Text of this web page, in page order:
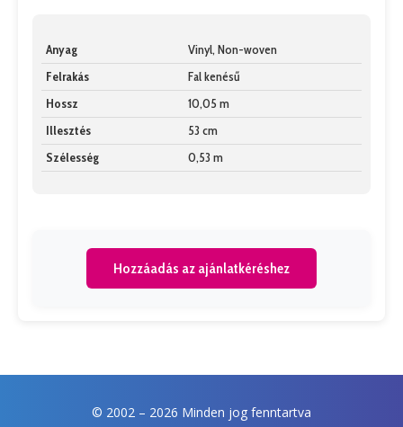
Anyag
Vinyl, Non-woven
Felrakás
Fal kenésű
Hossz
10,05 m
Illesztés
53 cm
Szélesség
0,53 m
Hozzáadás az ajánlatkéréshez
© 2002 – 2026 Minden jog fenntartva